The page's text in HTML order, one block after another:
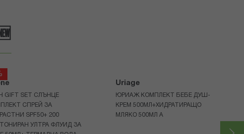
GIFT SET СЛЪНЦЕ
СПРЕЙ ЗА
SPF50+ 200
УЛТРА ФЛУИД ЗА
Uriage
ЮРИАЖ КОМПЛЕКТ БЕБЕ ДУШ-
КРЕМ 500МЛ+ХИДРАТИРАЩО
МЛЯКО 500МЛ A